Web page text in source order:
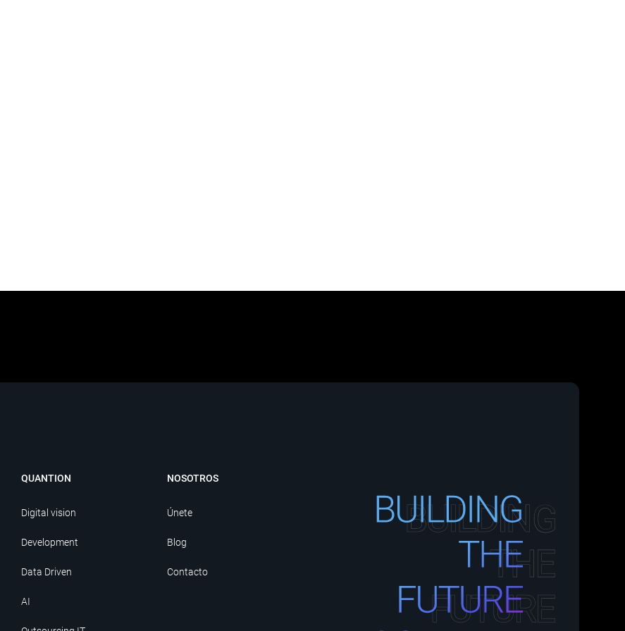
QUANTION
Digital vision
Development
Data Driven
AI
NOSOTROS
Únete
Blog
Contacto